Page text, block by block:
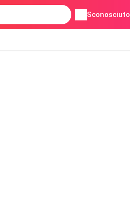
Sconosciuto